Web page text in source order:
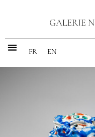
FR EN